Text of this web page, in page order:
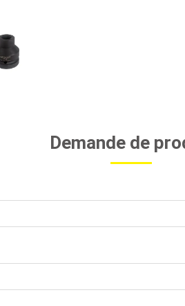
Demande de